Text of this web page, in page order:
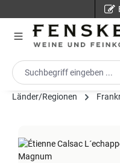
Länder/Regionen